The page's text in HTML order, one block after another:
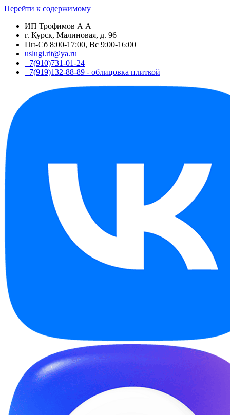
Перейти к содержимому
ИП Трофимов А А
г. Курск, Малиновая, д. 96
Пн-Сб 8:00-17:00, Вс 9:00-16:00
uslugi.rit@ya.ru
+7(910)731-01-24
+7(919)132-88-89 - облицовка плиткой